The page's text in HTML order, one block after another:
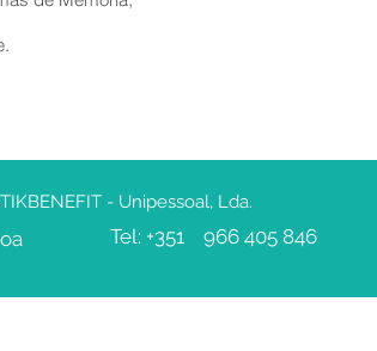
- Unipessoal, Lda.
Tel: +351 966 405 846